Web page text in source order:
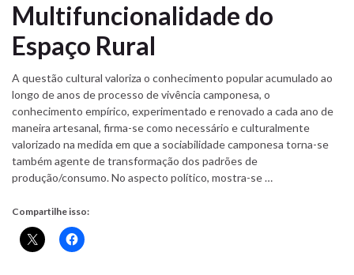
Multifuncionalidade do
Espaço Rural
A questão cultural valoriza o conhecimento popular acumulado ao
longo de anos de processo de vivência camponesa, o
conhecimento empírico, experimentado e renovado a cada ano de
maneira artesanal, firma-se como necessário e culturalmente
valorizado na medida em que a sociabilidade camponesa torna-se
também agente de transformação dos padrões de
produção/consumo. No aspecto político, mostra-se …
Compartilhe isso: